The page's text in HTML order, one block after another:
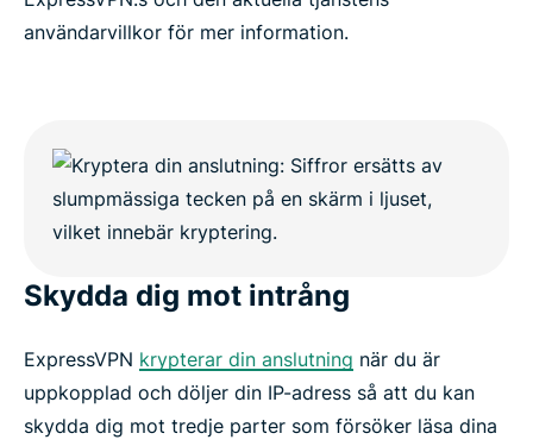
användarvillkor för mer information.
Skydda dig mot intrång
ExpressVPN krypterar din anslutning när du är
uppkopplad och döljer din IP-adress så att du kan
skydda dig mot tredje parter som försöker läsa dina